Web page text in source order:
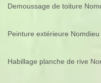
Demoussage de toiture
Peinture extérieure Nomdieu
Habillage planche de rive